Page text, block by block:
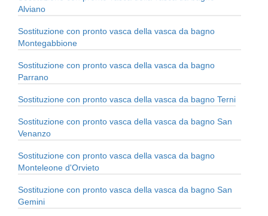
Alviano
Sostituzione con pronto vasca della vasca da bagno
Montegabbione
Sostituzione con pronto vasca della vasca da bagno
Parrano
Sostituzione con pronto vasca della vasca da bagno Terni
Sostituzione con pronto vasca della vasca da bagno San
Venanzo
Sostituzione con pronto vasca della vasca da bagno
Monteleone d'Orvieto
Sostituzione con pronto vasca della vasca da bagno San
Gemini